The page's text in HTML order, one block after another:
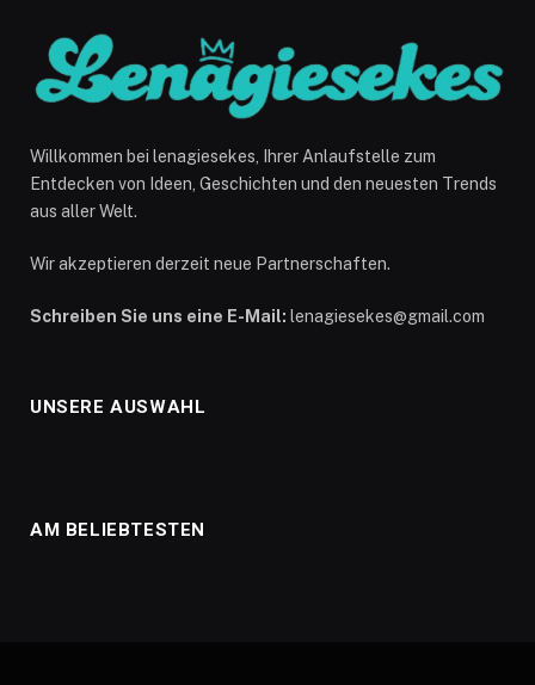
Willkommen bei lenagiesekes, Ihrer Anlaufstelle zum
Entdecken von Ideen, Geschichten und den neuesten Trends
aus aller Welt.
Wir akzeptieren derzeit neue Partnerschaften.
Schreiben Sie uns eine E-Mail: lenagiesekes@gmail.com
UNSERE AUSWAHL
AM BELIEBTESTEN